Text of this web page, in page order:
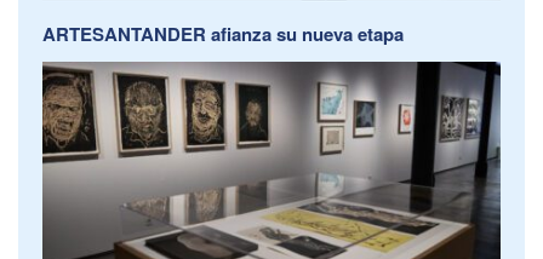
ARTESANTANDER afianza su nueva etapa